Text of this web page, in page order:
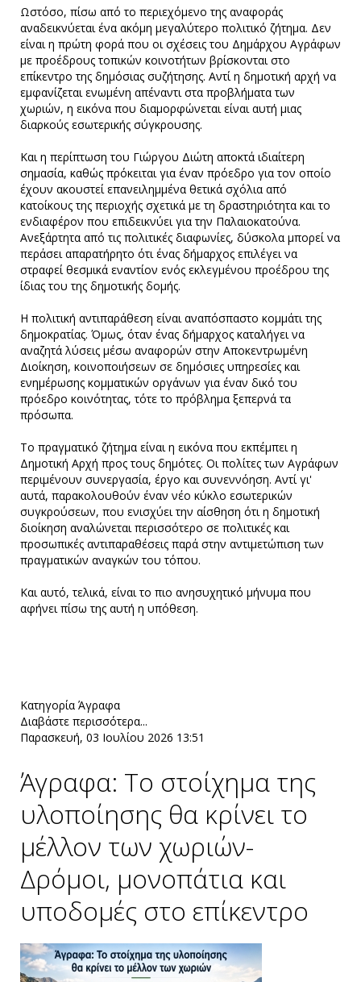
Ωστόσο, πίσω από το περιεχόμενο της αναφοράς
αναδεικνύεται ένα ακόμη μεγαλύτερο πολιτικό ζήτημα. Δεν
είναι η πρώτη φορά που οι σχέσεις του Δημάρχου Αγράφων
με προέδρους τοπικών κοινοτήτων βρίσκονται στο
επίκεντρο της δημόσιας συζήτησης. Αντί η δημοτική αρχή να
εμφανίζεται ενωμένη απέναντι στα προβλήματα των
χωριών, η εικόνα που διαμορφώνεται είναι αυτή μιας
διαρκούς εσωτερικής σύγκρουσης.
Και η περίπτωση του Γιώργου Διώτη αποκτά ιδιαίτερη
σημασία, καθώς πρόκειται για έναν πρόεδρο για τον οποίο
έχουν ακουστεί επανειλημμένα θετικά σχόλια από
κατοίκους της περιοχής σχετικά με τη δραστηριότητα και το
ενδιαφέρον που επιδεικνύει για την Παλαιοκατούνα.
Ανεξάρτητα από τις πολιτικές διαφωνίες, δύσκολα μπορεί να
περάσει απαρατήρητο ότι ένας δήμαρχος επιλέγει να
στραφεί θεσμικά εναντίον ενός εκλεγμένου προέδρου της
ίδιας του της δημοτικής δομής.
Η πολιτική αντιπαράθεση είναι αναπόσπαστο κομμάτι της
δημοκρατίας. Όμως, όταν ένας δήμαρχος καταλήγει να
αναζητά λύσεις μέσω αναφορών στην Αποκεντρωμένη
Διοίκηση, κοινοποιήσεων σε δημόσιες υπηρεσίες και
ενημέρωσης κομματικών οργάνων για έναν δικό του
πρόεδρο κοινότητας, τότε το πρόβλημα ξεπερνά τα
πρόσωπα.
Το πραγματικό ζήτημα είναι η εικόνα που εκπέμπει η
Δημοτική Αρχή προς τους δημότες. Οι πολίτες των Αγράφων
περιμένουν συνεργασία, έργο και συνεννόηση. Αντί γι'
αυτά, παρακολουθούν έναν νέο κύκλο εσωτερικών
συγκρούσεων, που ενισχύει την αίσθηση ότι η δημοτική
διοίκηση αναλώνεται περισσότερο σε πολιτικές και
προσωπικές αντιπαραθέσεις παρά στην αντιμετώπιση των
πραγματικών αναγκών του τόπου.
Και αυτό, τελικά, είναι το πιο ανησυχητικό μήνυμα που
αφήνει πίσω της αυτή η υπόθεση.
Κατηγορία Άγραφα
Διαβάστε περισσότερα...
Παρασκευή, 03 Ιουλίου 2026 13:51
Άγραφα: Το στοίχημα της
υλοποίησης θα κρίνει το
μέλλον των χωριών-
Δρόμοι, μονοπάτια και
υποδομές στο επίκεντρο